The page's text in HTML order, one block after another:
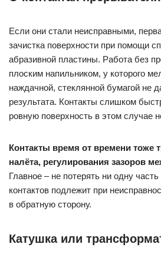
Если они стали неисправными,
зачистка поверхности при помощи
абразивной пластины. Работа без
плоским напильником, у которого
наждачной, стеклянной бумагой не
результата. Контакты слишком
ровную поверхность в этом случае
Контакты время от времени тоже
налёта, регулирования зазоров
Главное – не потерять ни одну
контактов подлежит при
в обратную сторону.
Катушка или